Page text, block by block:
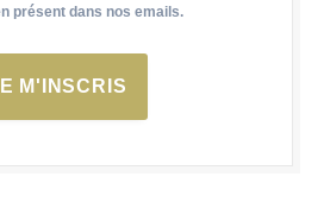
présent dans nos emails.
M'INSCRIS